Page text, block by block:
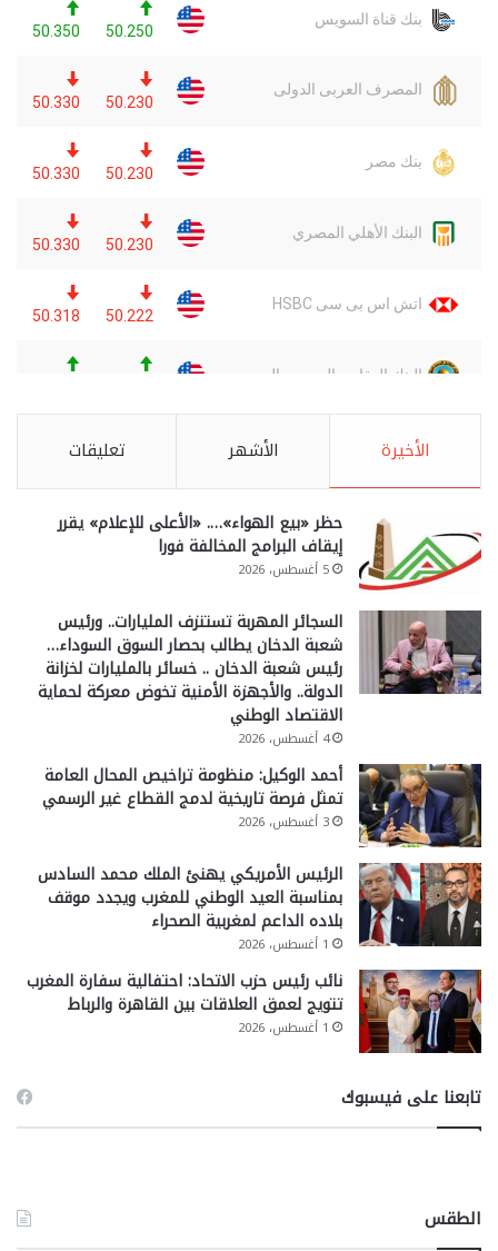
الأخيرة الأشهر تعليقات
حظر «بيع الهواء»…. «الأعلى للإعلام» يقرر
إيقاف البرامج المخالفة فورا
5 أغسطس، 2026
السجائر المهربة تستنزف المليارات.. ورئيس
شعبة الدخان يطالب بحصار السوق السوداء…
رئيس شعبة الدخان .. خسائر بالمليارات لخزانة
الدولة.. والأجهزة الأمنية تخوض معركة لحماية
الاقتصاد الوطني
4 أغسطس، 2026
أحمد الوكيل: منظومة تراخيص المحال العامة
تمثل فرصة تاريخية لدمج القطاع غير الرسمي
3 أغسطس، 2026
الرئيس الأمريكي يهنئ الملك محمد السادس
بمناسبة العيد الوطني للمغرب ويجدد موقف
بلاده الداعم لمغربية الصحراء
1 أغسطس، 2026
نائب رئيس حزب الاتحاد: احتفالية سفارة المغرب
تتويج لعمق العلاقات بين القاهرة والرباط
1 أغسطس، 2026
تابعنا على فيسبوك
الطقس